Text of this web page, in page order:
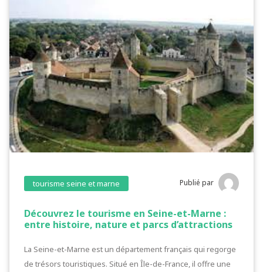
tourisme seine et marne Publié par
Découvrez le tourisme en Seine-et-Marne :
entre histoire, nature et parcs d’attractions
La Seine-et-Marne est un département français qui regorge
de trésors touristiques. Situé en Île-de-France, il offre une